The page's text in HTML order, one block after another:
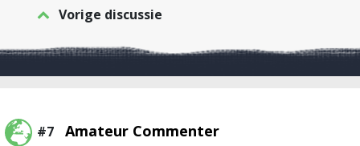
Vorige discussie
#7 Amateur Commenter